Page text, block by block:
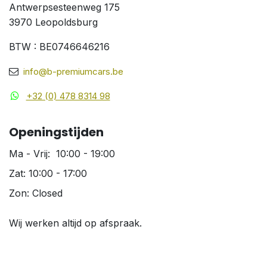
Antwerpsesteenweg 175
3970 Leopoldsburg
BTW : BE0746646216
info@b-premiumcars.be
+32 (0) 478 8314 98
Openingstijden
Ma - Vrij: 10:00 - 19:00
Zat: 10:00 - 17:00
Zon: Closed
Wij werken altijd op afspraak.